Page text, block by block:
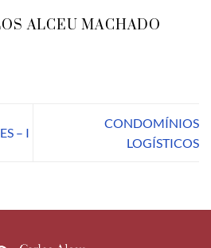
ALCEU MACHADO
– I
CONDOMÍNIOS
LOGÍSTICOS